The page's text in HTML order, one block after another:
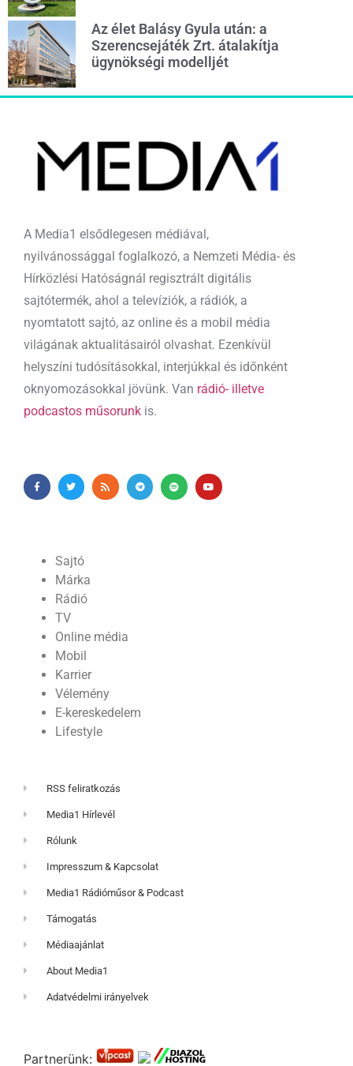
Az élet Balásy Gyula után: a
Szerencsejáték Zrt. átalakítja
ügynökségi modelljét
A Media1 elsődlegesen médiával,
nyilvánossággal foglalkozó, a Nemzeti Média- és
Hírközlési Hatóságnál regisztrált digitális
sajtótermék, ahol a televíziók, a rádiók, a
nyomtatott sajtó, az online és a mobil média
világának aktualitásairól olvashat. Ezenkívül
helyszíni tudósításokkal, interjúkkal és időnként
oknyomozásokkal jövünk. Van rádió- illetve
podcastos műsorunk is.
Sajtó
Márka
Rádió
TV
Online média
Mobil
Karrier
Vélemény
E-kereskedelem
Lifestyle
RSS feliratkozás
Media1 Hírlevél
Rólunk
Impresszum & Kapcsolat
Media1 Rádióműsor & Podcast
Támogatás
Médiaajánlat
About Media1
Adatvédelmi irányelvek
Partnerünk: